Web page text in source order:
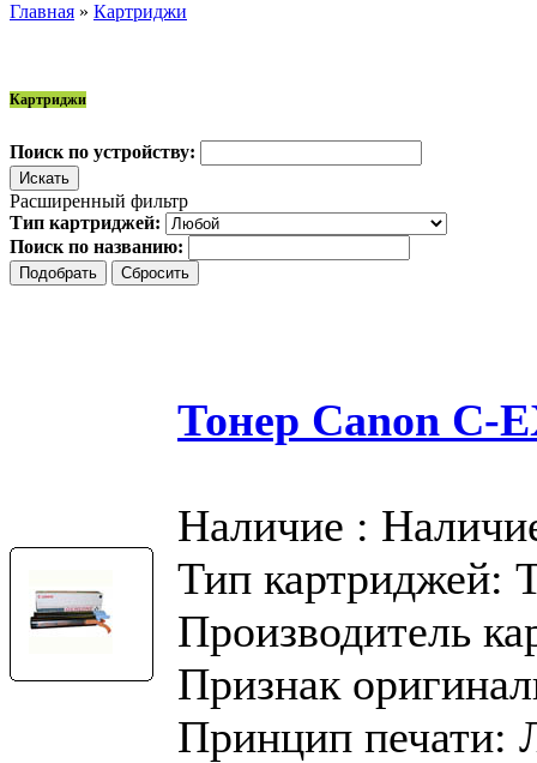
Главная » Картриджи
Картриджи
Поиск по устройству:
Расширенный фильтр
Тип картриджей:
Поиск по названию:
Тонер Canon C-
Наличие :
Тип картриджей:
Производитель
Признак
Принцип печати: